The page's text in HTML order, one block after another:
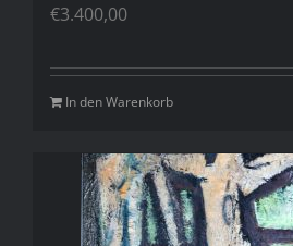
€3.400,00
In den Warenkorb